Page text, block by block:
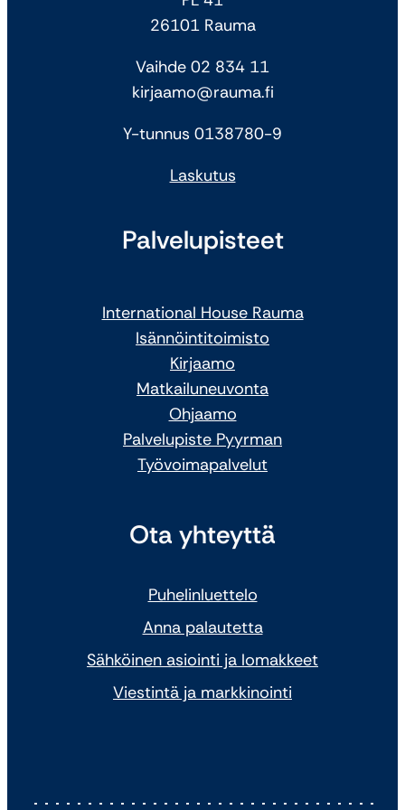
26101 Rauma
Vaihde 02 834 11
kirjaamo@rauma.fi
Y-tunnus 0138780-9
Laskutus
Palvelupisteet
International House Rauma
Isännöintitoimisto
Kirjaamo
Matkailuneuvonta
Ohjaamo
Palvelupiste Pyyrman
Työvoimapalvelut
Ota yhteyttä
Puhelinluettelo
Anna palautetta
Sähköinen asiointi ja lomakkeet
Viestintä ja markkinointi